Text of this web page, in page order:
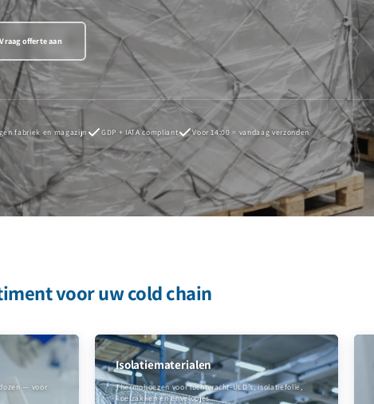
Vraag offerte aan
fabriek en magazijn GDP + IATA compliant Voor 14:00 = vandaag verzonden
voor uw cold chain
— voor
Isolatiematerialen
Thermohoezen voor luchtvracht-ULD’s, isolatiefolie,
koelzakken en envelopjes.